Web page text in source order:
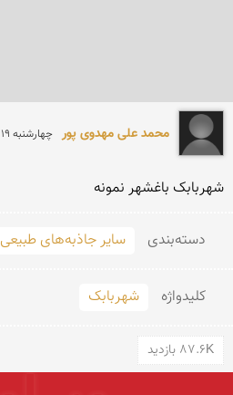
محمد علی مهدوی پور چهارشنبه 19 خرداد 1389 | 17 سال پیش
شهربابک باغشهر نمونه
دسته‌بندی سایر جاذبه‌های طبیعی
کلید‌واژه شهربابک
87.6K بازدید